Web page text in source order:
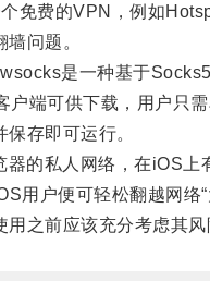
费的VPN，例如
问题。
是一种基于Socks5
可供下载，用户只需
存即可运行。
私人网络，在iOS上
户便可轻松翻越网络“
之前应该充分考虑其风